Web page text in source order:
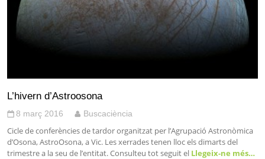
L’hivern d’Astroosona
8 març 2016 Buscaciència
Cicle de conferències de tardor organitzat per l’Agrupació Astronòmica
d’Osona, AstroOsona, a Vic. Les xerrades tenen lloc els dimarts del
trimestre a la seu de l’entitat. Consulteu tot seguit el Llegeix-ne més…